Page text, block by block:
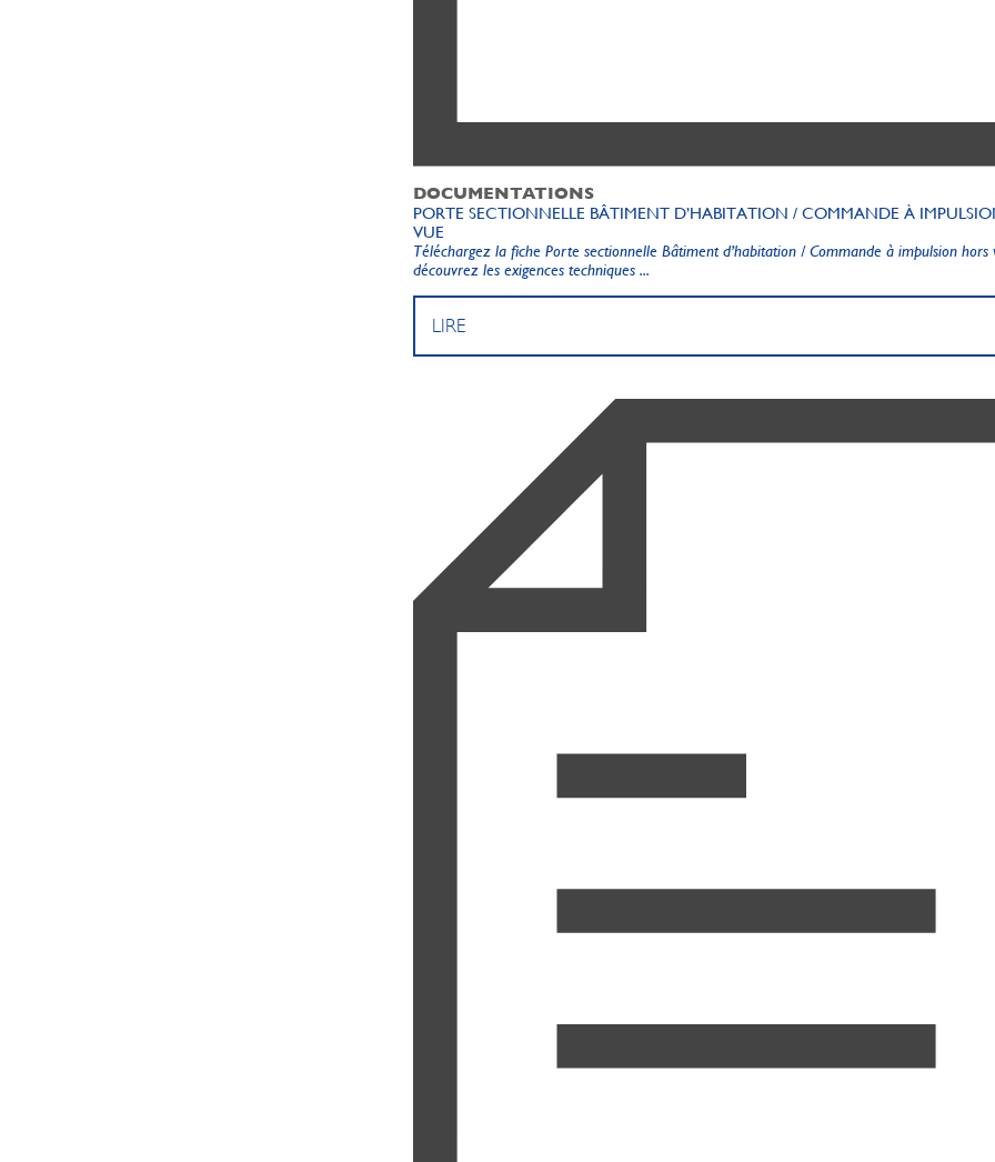
DOCUMENTATIONS
PORTE SECTIONNELLE BÂTIMENT D’HABITATION / COMMANDE À
VUE
Téléchargez la fiche Porte sectionnelle Bâtiment d’habitation / Commande à impulsion hors
découvrez les exigences techniques ...
LIRE